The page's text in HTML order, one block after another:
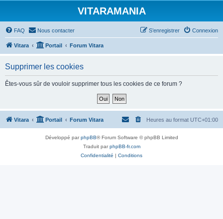
VITARAMANIA
FAQ Nous contacter Connexion
S’enregistrer
Vitara Portail Forum Vitara
Supprimer les cookies
Êtes-vous sûr de vouloir supprimer tous les cookies de ce forum ?
Vitara Portail Forum Vitara Heures au format UTC+01:00
Développé parphpBB® Forum Software © phpBB Limited
Traduit parphpBB-fr.com
Confidentialité | Conditions